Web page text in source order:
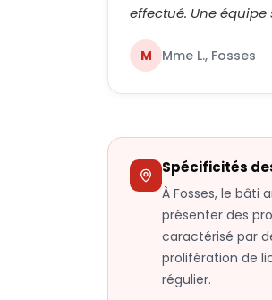
effectué. Une
M Mme L., Fosses
Spécificités
À Fosses, le bâti
présenter des
caractérisé par
prolifération de
régulier.